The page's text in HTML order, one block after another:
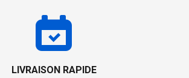
LIVRAISON RAPIDE